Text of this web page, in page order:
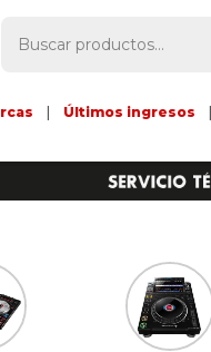
Últimos ingresos